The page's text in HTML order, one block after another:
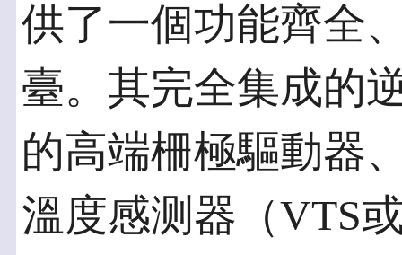
供了一個功能齊全
臺。其完全集成的
的高端柵極驅動器
溫度感测器（VTS